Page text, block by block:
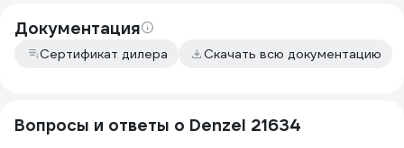
Документация
Сертификат дилера Скачать всю документацию
Вопросы и ответы о Denzel 21634